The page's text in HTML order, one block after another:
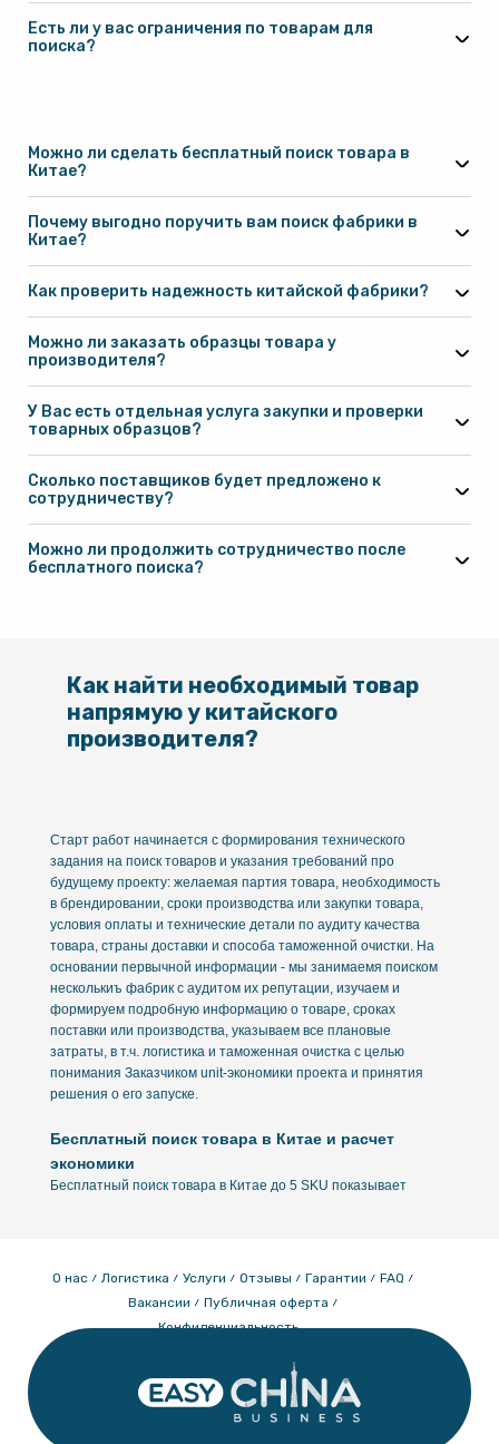
Есть ли у вас ограничения по товарам для
поиска?
Можно ли сделать бесплатный поиск товара в
Китае?
Почему выгодно поручить вам поиск фабрики в
Китае?
Как проверить надежность китайской фабрики?
Можно ли заказать образцы товара у
производителя?
У Вас есть отдельная услуга закупки и проверки
товарных образцов?
Сколько поставщиков будет предложено к
сотрудничеству?
Можно ли продолжить сотрудничество после
бесплатного поиска?
Как найти необходимый товар
напрямую у китайского
производителя?
Старт работ начинается с формирования технического
задания на поиск товаров и указания требований про
будущему проекту: желаемая партия товара, необходимость
в брендировании, сроки производства или закупки товара,
условия оплаты и технические детали по аудиту качества
товара, страны доставки и способа таможенной очистки. На
основании первычной информации - мы занимаемя поиском
несколькиъ фабрик с аудитом их репутации, изучаем и
формируем подробную информацию о товаре, сроках
поставки или производства, указываем все плановые
затраты, в т.ч. логистика и таможенная очистка с целью
понимания Заказчиком unit-экономики проекта и принятия
решения о его запуске.
Бесплатный поиск товара в Китае и расчет
экономики
Бесплатный поиск товара в Китае до 5 SKU показывает
Решение принимается на основе цифр: запускать сейчас,
для получения более интересной цены закупки или отложить
- без каких‑либо финансовых затрат на старте.
Как подготовиться к поиску фабрики в Китае
SKU и спецификация: материалы, размеры, критичные
допуски, требования к качеству, брендированию товара и
О нас Логистика Услуги Отзывы Гарантии
FAQ
Вакансии
Публичная оферта
Конфиденциальность